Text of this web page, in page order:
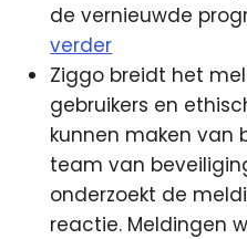
de vernieuwde
verder
Ziggo breidt het
gebruikers en
kunnen maken van
team van
onderzoekt de
reactie. Meldingen